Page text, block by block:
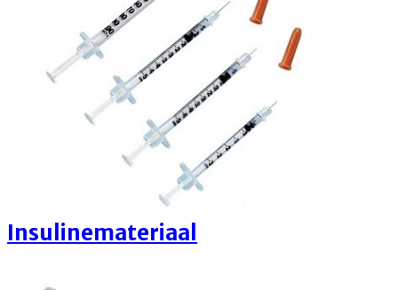
Insulinemateriaal